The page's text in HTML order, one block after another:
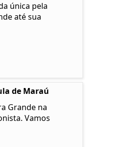
única pela
até sua
de Maraú
Grande na
Vamos